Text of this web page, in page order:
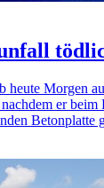
heute Morgen
er beim
Betonplatte